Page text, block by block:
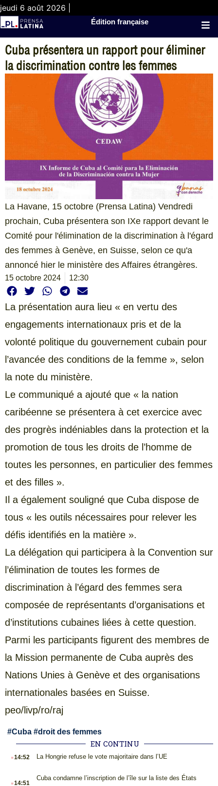
jeudi 6 août 2026 |
Édition française
Cuba présentera un rapport pour éliminer
la discrimination contre les femmes
La Havane, 15 octobre (Prensa Latina) Vendredi
prochain, Cuba présentera son IXe rapport devant le
Comité pour l'élimination de la discrimination à l'égard
des femmes à Genève, en Suisse, selon ce qu'a
annoncé hier le ministère des Affaires étrangères.
15 octobre 2024 12:30
La présentation aura lieu « en vertu des
engagements internationaux pris et de la
volonté politique du gouvernement cubain pour
l’avancée des conditions de la femme », selon
la note du ministère.
Le communiqué a ajouté que « la nation
caribéenne se présentera à cet exercice avec
des progrès indéniables dans la protection et la
promotion de tous les droits de l’homme de
toutes les personnes, en particulier des femmes
et des filles ».
Il a également souligné que Cuba dispose de
tous « les outils nécessaires pour relever les
défis identifiés en la matière ».
La délégation qui participera à la Convention sur
l’élimination de toutes les formes de
discrimination à l’égard des femmes sera
composée de représentants d’organisations et
d’institutions cubaines liées à cette question.
Parmi les participants figurent des membres de
la Mission permanente de Cuba auprès des
Nations Unies à Genève et des organisations
internationales basées en Suisse.
peo/livp/ro/raj
#Cuba #droit des femmes
EN CONTINU
.14:52 La Hongrie refuse le vote majoritaire dans l’UE
.14:51
Cuba condamne l’inscription de l’île sur la liste des États